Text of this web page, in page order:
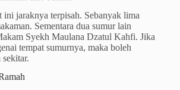
jaraknya terpisah. Sebanyak lima
Sementara dua sumur lain
Syekh Maulana Dzatul Kahfi. Jika
tempat sumurnya, maka boleh